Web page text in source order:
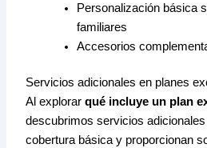
Personalización básica
familiares
Accesorios
Servicios adicionales en planes
Al explorarqué incluye un plan
descubrimos servicios
cobertura básica y proporcionan